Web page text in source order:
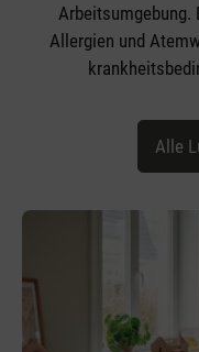
Allergien und
Alle